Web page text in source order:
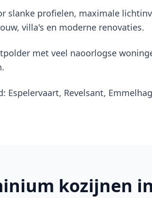
slanke profielen, maximale
villa's en moderne renovaties.
met veel naoorlogse
Espelervaart, Revelsant,
kozijnen